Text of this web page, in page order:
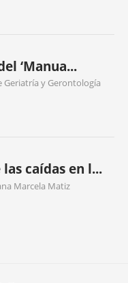
‘Manua...
Geriatría y Gerontología
caídas en l...
Marcela Matiz